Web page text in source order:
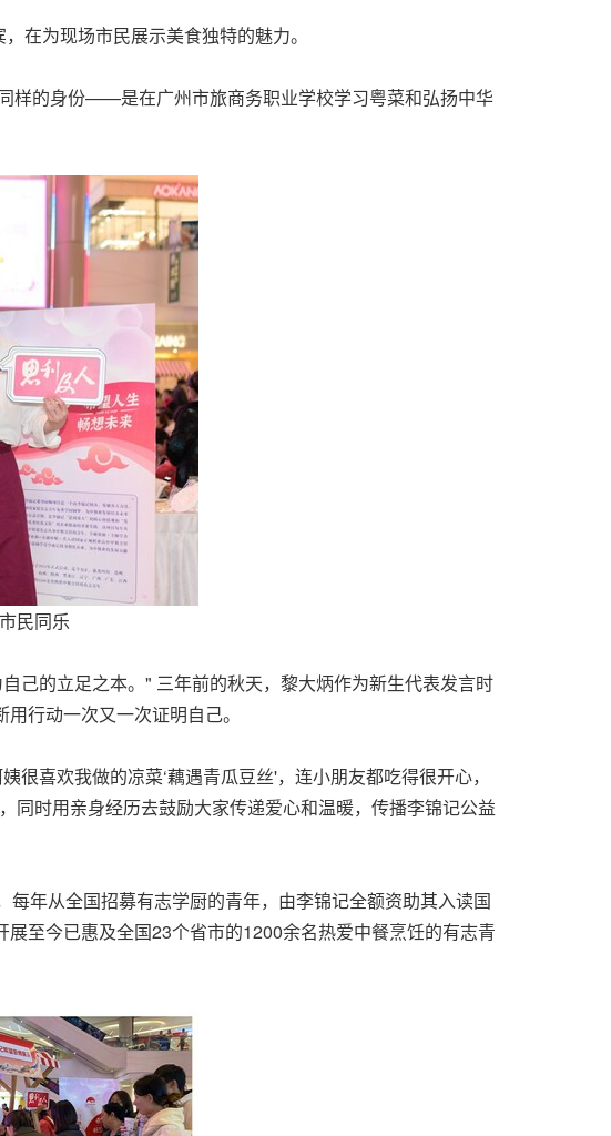
在为现场市民展示美食独特的魅力。
样的身份——是在广州市旅商务职业学校学习粤菜和弘扬中华
民同乐
己的立足之本。" 三年前的秋天，黎大炳作为新生代表发言时
行动一次又一次证明自己。
喜欢我做的凉菜‘藕遇青瓜豆丝'，连小朋友都吃得很开心，
时用亲身经历去鼓励大家传递爱心和温暖，传播李锦记公益
年从全国招募有志学厨的青年，由李锦记全额资助其入读国
至今已惠及全国23个省市的1200余名热爱中餐烹饪的有志青